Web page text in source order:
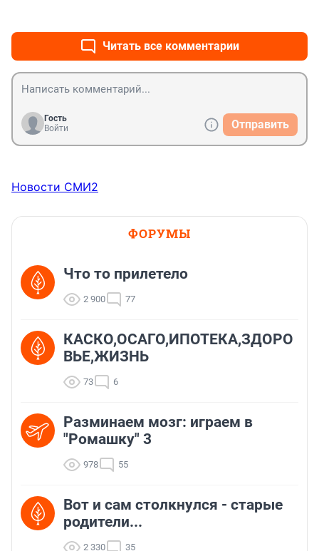
Читать все комментарии
Гость
Войти
Отправить
Новости СМИ2
ФОРУМЫ
Что то прилетело
2 900 77
КАСКО,ОСАГО,ИПОТЕКА,ЗДОРО
ВЬЕ,ЖИЗНЬ
73 6
Разминаем мозг: играем в
"Ромашку" 3
978 55
Вот и сам столкнулся - старые
родители...
2 330 35